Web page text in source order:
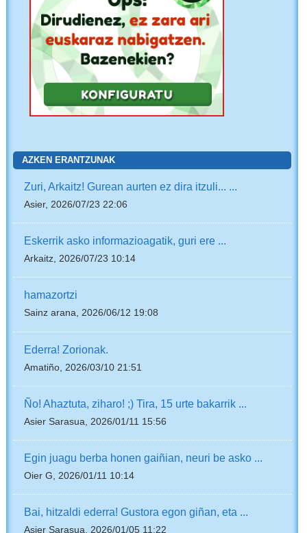
AZKEN ERANTZUNAK
Zuri, Arkaitz! Gurean aurten ez dira itzuli... ...
Asier, 2026/07/23 22:06
Eskerrik asko informazioagatik, guri ere ...
Arkaitz, 2026/07/23 10:14
hamazortzi
Sainz arana, 2026/06/12 19:08
Ederra! Zorionak.
Amatiño, 2026/03/10 21:51
Ño! Ahaztuta, ziharo! ;) Tira, 15 urte bakarrik ...
Asier Sarasua, 2026/01/11 15:56
Egin juagu berba honen gaiñian, neuri be asko ...
Oier G, 2026/01/11 10:14
Bai, hitzaldi ederra! Gustora egon giñan, eta ...
Asier Sarasua, 2026/01/05 11:22